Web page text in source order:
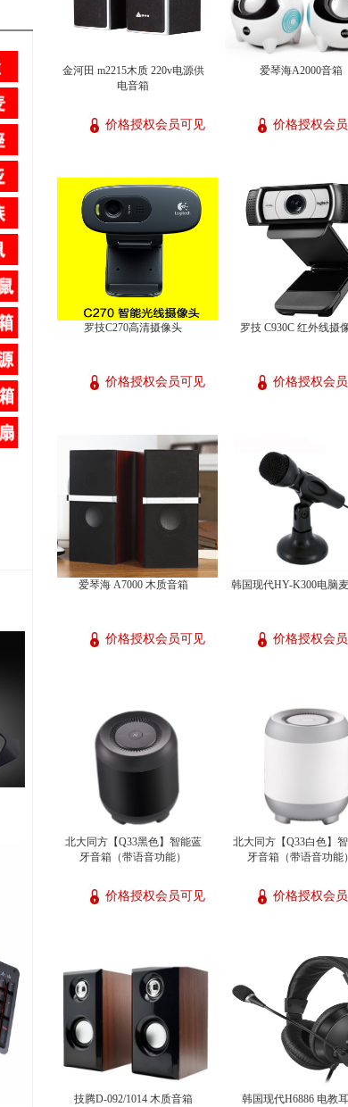
金河田 m2215木质 220v电源供
电音箱
价格授权会员可见
爱琴海A2000音箱
价格授权会
罗技C270高清摄像头
价格授权会员可见
罗技 C930C 红外线摄
价格授权会
爱琴海 A7000 木质音箱
价格授权会员可见
韩国现代HY-K300电脑
价格授权会
北大同方【Q33黑色】智能蓝
牙音箱（带语音功能）
价格授权会员可见
北大同方【Q33白色】
牙音箱（带语音功能）
价格授权会
技腾D-092/1014 木质音箱 韩国现代H6886 电教